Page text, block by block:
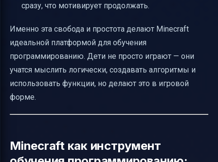
сразу, что мотивирует продолжать.
Именно эта свобода и простота делают Minecraft
идеальной платформой для обучения
программированию. Дети не просто играют — они
учатся мыслить логически, создавать алгоритмы и
использовать функции, но делают это в игровой
форме.
Minecraft как инструмент